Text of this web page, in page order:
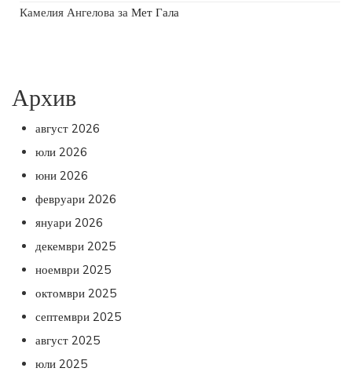
Камелия Ангелова за Мет Гала
Архив
август 2026
юли 2026
юни 2026
февруари 2026
януари 2026
декември 2025
ноември 2025
октомври 2025
септември 2025
август 2025
юли 2025